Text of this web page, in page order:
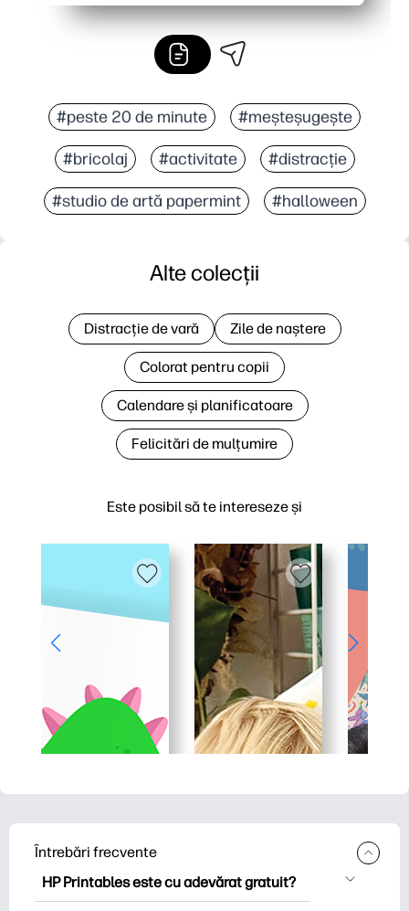
#peste 20 de minute #meșteșugește
#bricolaj #activitate #distracție
#studio de artă papermint #halloween
Este posibil să te intereseze și
Alte colecții
Distracție de vară Zile de naștere
Colorat pentru copii
Calendare și planificatoare
Felicitări de mulțumire
Întrebări frecvente
HP Printables este cu adevărat gratuit?